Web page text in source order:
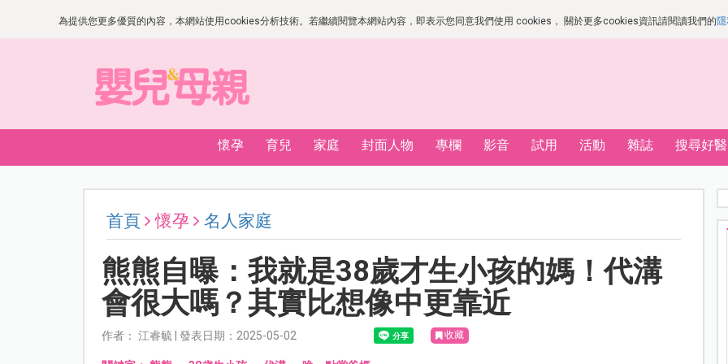
為提供您更多優質的內容，本網站使用cookies分析技術。若繼續閱覽本網站內容，即表示您同意我們使用 cookies， 關於更多cookies資訊請閱讀我們的
懷孕 育兒 家庭 封面人物 專欄 影音 試用 活動 雜誌 搜尋好
首頁 懷孕 名人家庭
熊熊自曝：我就是38歲才生小孩的媽！代溝
會很大嗎？其實比想像中更靠近
作者： 江睿毓 | 發表日期：2025-05-02 收藏